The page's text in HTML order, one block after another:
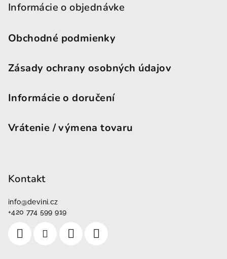
Informácie o objednávke
Obchodné podmienky
Zásady ochrany osobných údajov
Informácie o doručení
Vrátenie / výmena tovaru
Kontakt
info@devini.cz
+420 774 599 919